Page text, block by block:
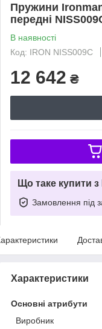
Пружини
передні
В наявності
Код: IRON NISS009C
12 642 ₴
Що таке купити
Замовлення під
Характеристики
Основні атрибути
Виробник